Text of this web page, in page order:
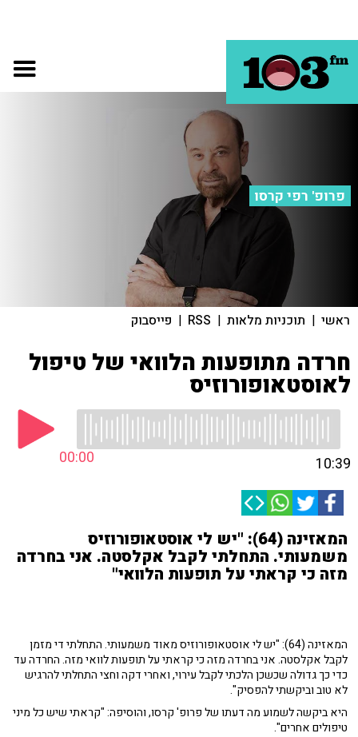
פרופ' רפי קרסו
ראשי | תוכניות מלאות |
RSS
| פייסבוק
חרדה מתופעות הלוואי של טיפול
לאוסטאופורוזיס
00:00 10:39
המאזינה (64): "יש לי אוסטאופורוזיס
משמעותי. התחלתי לקבל אקלסטה. אני בחרדה
מזה כי קראתי על תופעות הלוואי"
המאזינה (64): "יש לי אוסטאופורוזיס מאוד משמעותי. התחלתי די מזמן
לקבל אקלסטה. אני בחרדה מזה כי קראתי על תופעות לוואי מזה. החרדה עד
כדי כך גדולה שכשכן הלכתי לקבל עירוי, ואחרי דקה וחצי התחלתי להרגיש
לא טוב וביקשתי להפסיק".
היא ביקשה לשמוע מה דעתו של פרופ' קרסו, והוסיפה: "קראתי שיש כל מיני
טיפולים אחרים".